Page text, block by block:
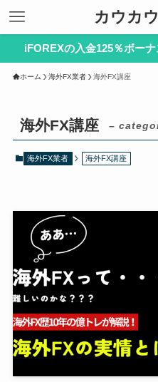
カウカ
iFOREXの入金125％ボー
ホーム 海外FX業者 海外FX講座
海外FX講座 –
海外FX業者 海外FX講座